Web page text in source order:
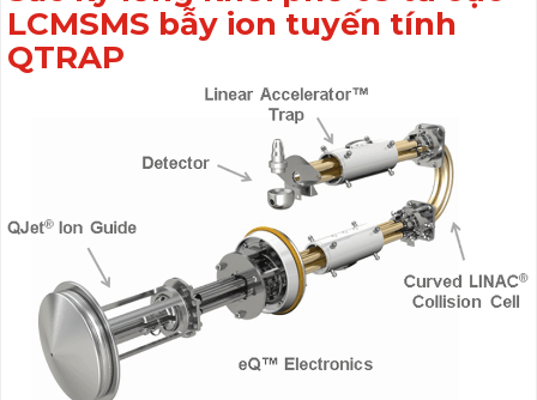
LCMSMS bẫy ion tuyến tính
QTRAP